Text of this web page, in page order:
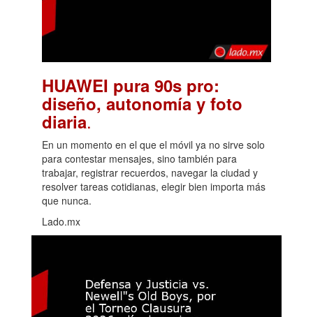
HUAWEI pura 90s pro:
diseño, autonomía y foto
diaria.
En un momento en el que el móvil ya no sirve solo
para contestar mensajes, sino también para
trabajar, registrar recuerdos, navegar la ciudad y
resolver tareas cotidianas, elegir bien importa más
que nunca.
Lado.mx